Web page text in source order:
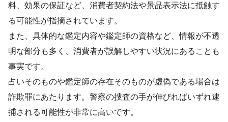
料、効果の保証など、消費者契約法や景品表示法に抵触す
る可能性が指摘されています。
また、具体的な鑑定内容や鑑定師の資格など、情報が不透
明な部分も多く、消費者が誤解しやすい状況にあることも
事実です。
占いそのものや鑑定師の存在そのものが虚偽である場合は
詐欺罪にあたります。警察の捜査の手が伸びればいずれ逮
捕される可能性が非常に高いです。